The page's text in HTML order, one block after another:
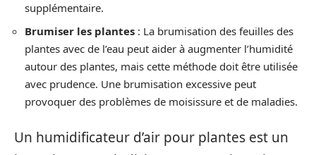
supplémentaire.
Brumiser les plantes : La brumisation des feuilles des
plantes avec de l’eau peut aider à augmenter l’humidité
autour des plantes, mais cette méthode doit être utilisée
avec prudence. Une brumisation excessive peut
provoquer des problèmes de moisissure et de maladies.
Un humidificateur d’air pour plantes est un